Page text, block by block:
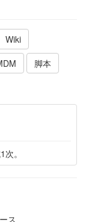
Wiki
脚本
。
ス